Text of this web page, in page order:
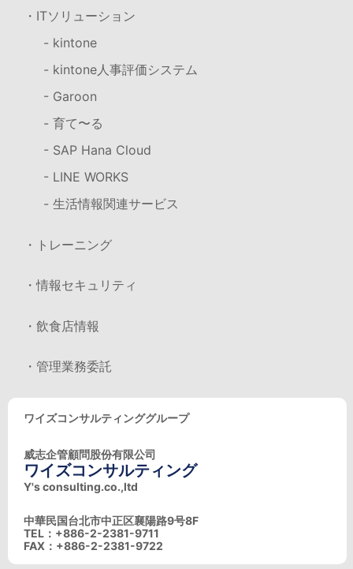
・ITソリューション
- kintone
- kintone人事評価システム
- Garoon
- 育て〜る
- SAP Hana Cloud
- LINE WORKS
- 生活情報関連サービス
・トレーニング
・情報セキュリティ
・飲食店情報
・管理業務委託
ワイズコンサルティンググループ
威志企管顧問股份有限公司
ワイズコンサルティング
Y's consulting.co.,ltd
中華民国台北市中正区襄陽路9号8F
TEL：+886-2-2381-9711
FAX：+886-2-2381-9722